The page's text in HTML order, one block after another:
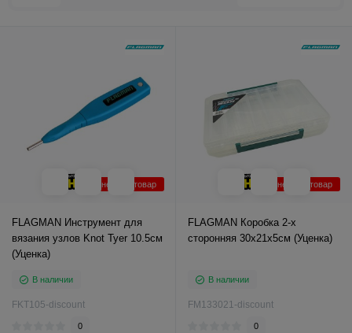
Уцененный товар
FLAGMAN Инструмент для
вязания узлов Knot Tyer 10.5см
(Уценка)
В наличии
FKT105-discount
0
Уцененный товар
FLAGMAN Коробка 2-х
сторонняя 30х21х5см (Уценка)
В наличии
FM133021-discount
0